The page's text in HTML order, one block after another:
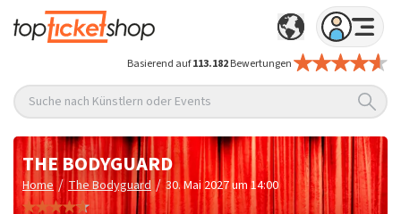
Basierend auf113.182Bewertungen
Suche nach Künstlern oder Events
THE BODYGUARD
Home / The Bodyguard / 30. Mai 2027 um 14:00